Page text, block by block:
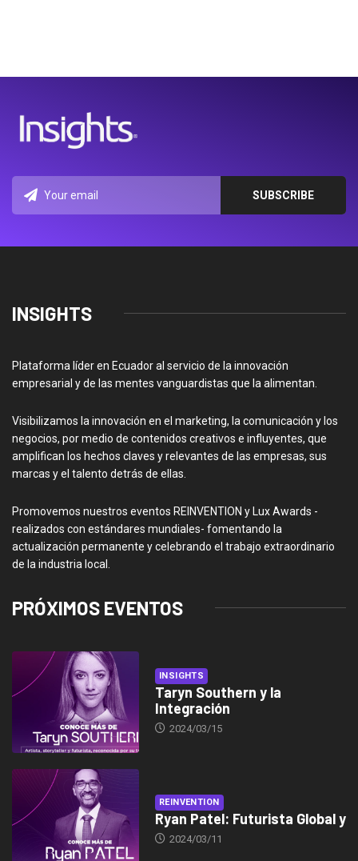
INSIGHTS
Plataforma líder en Ecuador al servicio de la innovación
empresarial y de las mentes vanguardistas que la alimentan.
Visibilizamos la innovación en el marketing, la comunicación y los
negocios, por medio de contenidos creativos e influyentes, que
amplifican los hechos claves y relevantes de las empresas, sus
marcas y el talento detrás de ellas.
Promovemos nuestros eventos REINVENTION y Lux Awards -
realizados con estándares mundiales- fomentando la
actualización permanente y celebrando el trabajo extraordinario
de la industria local.
PRÓXIMOS EVENTOS
INSIGHTS
Taryn Southern y la
Integración
2024/03/15
REINVENTION
Ryan Patel: Futurista Global y
2024/03/11